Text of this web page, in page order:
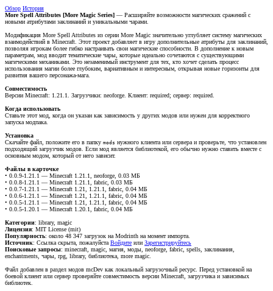
Обзор История
More Spell Attributes [More Magic Series] — Расширяйте возможности магических сражений с
новыми атрибутами заклинаний и уникальными чарами.
Модификация More Spell Attributes из серии More Magic значительно углубляет систему магических
взаимодействий в Minecraft. Этот проект добавляет в игру дополнительные атрибуты для заклинаний,
позволяя игрокам более гибко настраивать свои магические способности. В дополнение к новым
параметрам, мод вводит тематические чары, которые идеально сочетаются с существующими
магическими механиками. Это незаменимый инструмент для тех, кто хочет сделать процесс
использования магии более глубоким, вариативным и интересным, открывая новые горизонты для
развития вашего персонажа-мага.
Совместимость
Версии Minecraft: 1.21.1. Загрузчики: neoforge. Клиент: required; сервер: required.
Когда использовать
Ставьте этот мод, когда он указан как зависимость у других модов или нужен для корректного
запуска модпака.
Установка
Скачайте файл, положите его в папку mods нужного клиента или сервера и проверьте, что установлен
подходящий загрузчик модов. Если мод является библиотекой, его обычно нужно ставить вместе с
основным модом, который от него зависит.
Файлы в карточке
• 0.0.9-1.21.1 — Minecraft 1.21.1, neoforge, 0.03 МБ
• 0.0.8-1.21.1 — Minecraft 1.21.1, fabric, 0.03 МБ
• 0.0.7-1.21.1 — Minecraft 1.21, 1.21.1, fabric, 0.04 МБ
• 0.0.6-1.21.1 — Minecraft 1.21, 1.21.1, fabric, 0.04 МБ
• 0.0.5-1.21.1 — Minecraft 1.21, 1.21.1, fabric, 0.04 МБ
• 0.0.5-1.20.1 — Minecraft 1.20.1, fabric, 0.04 МБ
Категории: library, magic
Лицензия: MIT License (mit)
Популярность: около 48 347 загрузок на Modrinth на момент импорта.
Источник: Ссылка скрыта, пожалуйста Войдите или Зарегистрируйтесь
Поисковые запросы: minecraft, magic, магия, моды, neoforge, fabric, spells, заклинания,
enchantments, чары, rpg, library, библиотека, more magic.
Файл добавлен в раздел модов mcDev как локальный загрузочный ресурс. Перед установкой на
боевой клиент или сервер проверяйте совместимость версии Minecraft, загрузчика и зависимых
библиотек.